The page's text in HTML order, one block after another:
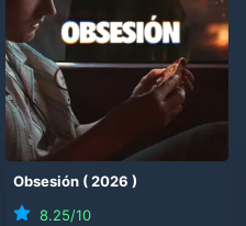
Obsesión (2026 )
8.25/10